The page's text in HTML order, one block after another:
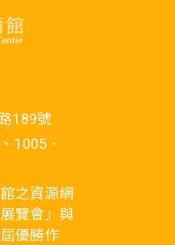
189號
1005．
之資源網
覽會」與
優勝作